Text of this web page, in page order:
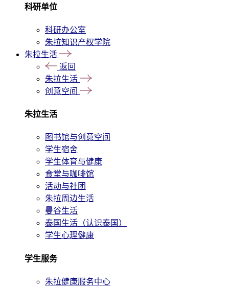
科研单位
科研办公室
朱拉知识产权学院
朱拉生活
返回
朱拉生活
创意空间
朱拉生活
图书馆与创意空间
学生宿舍
学生体育与健康
食堂与咖啡馆
活动与社团
朱拉周边生活
曼谷生活
泰国生活（认识泰国）
学生心理健康
学生服务
朱拉健康服务中心